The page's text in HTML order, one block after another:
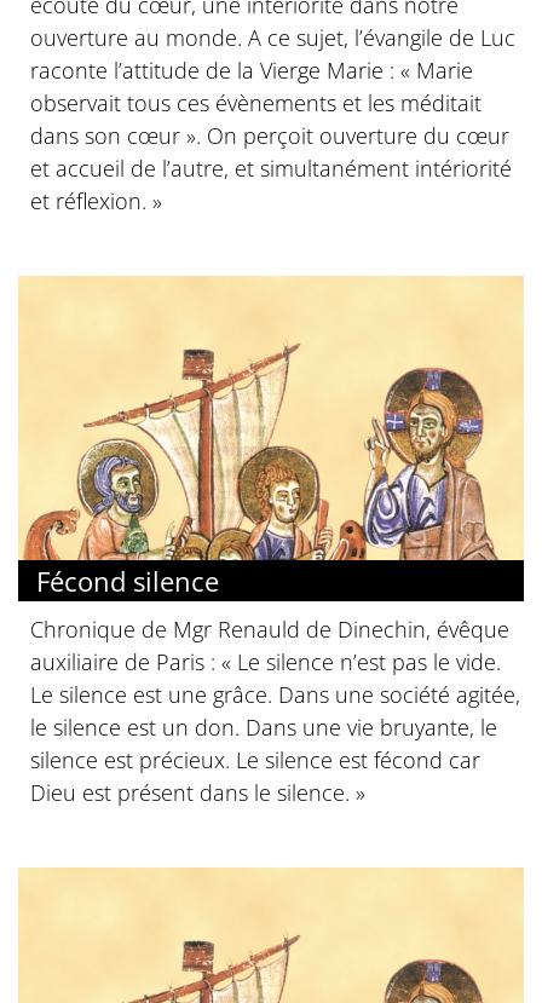
ouverture au monde. A ce sujet, l’évangile de Luc
raconte l’attitude de la Vierge Marie : « Marie
observait tous ces évènements et les méditait
dans son cœur ». On perçoit ouverture du cœur
et accueil de l’autre, et simultanément intériorité
et réflexion. »
Fécond silence
Chronique de Mgr Renauld de Dinechin, évêque
auxiliaire de Paris : « Le silence n’est pas le vide.
Le silence est une grâce. Dans une société agitée,
le silence est un don. Dans une vie bruyante, le
silence est précieux. Le silence est fécond car
Dieu est présent dans le silence. »